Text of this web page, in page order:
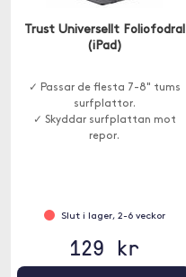
Trust Universellt Foliofodral
(iPad)
✓ Passar de flesta 7-8" tums
surfplattor.
✓ Skyddar surfplattan mot
repor.
Slut i lager, 2-6 veckor
129 kr